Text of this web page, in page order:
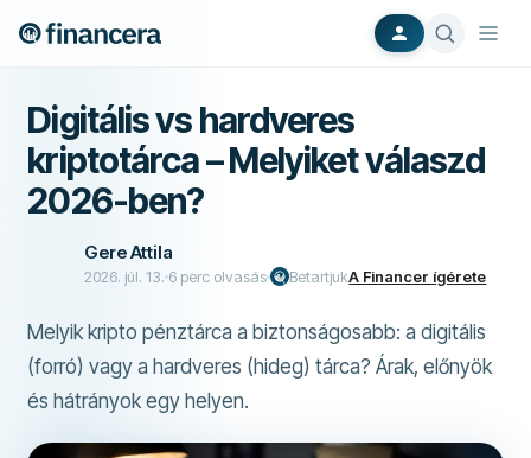
Digitális vs hardveres
kriptotárca – Melyiket válaszd
2026-ben?
Gere Attila
2026. júl. 13. 6 perc olvasás BetartjukA Financer ígérete
Melyik kripto pénztárca a biztonságosabb: a digitális
(forró) vagy a hardveres (hideg) tárca? Árak, előnyök
és hátrányok egy helyen.